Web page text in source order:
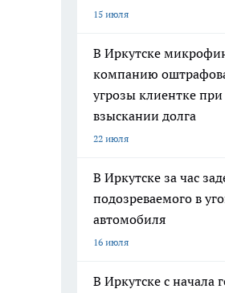
15 июля
В Иркутске
компанию
угрозы клиентке при
взыскании долга
22 июля
В Иркутске за час
подозреваемого в
автомобиля
16 июля
В Иркутске с начала